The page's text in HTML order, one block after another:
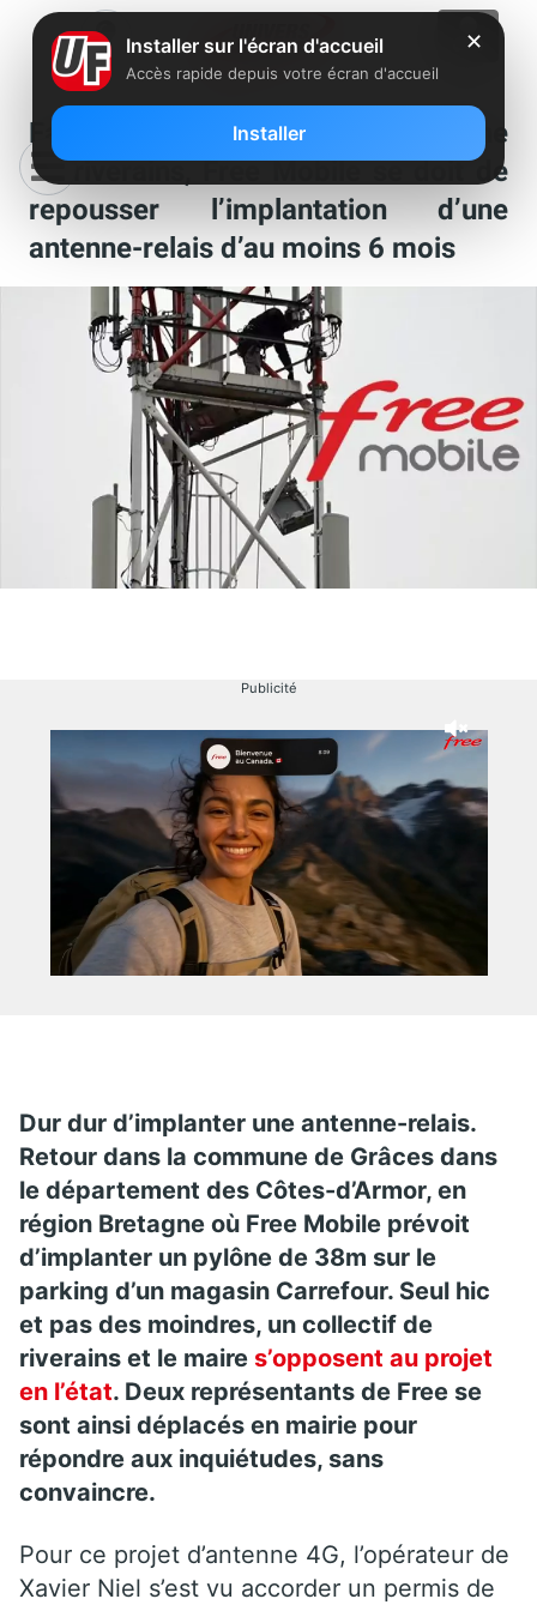
Face à un maire et une cinquantaine
de riverains, Free Mobile se doit de
repousser l’implantation d’une
antenne-relais d’au moins 6 mois
Publicité
Dur dur d’implanter une antenne-relais.
Retour dans la commune de Grâces dans
le département des Côtes-d’Armor, en
région Bretagne où Free Mobile prévoit
d’implanter un pylône de 38m sur le
parking d’un magasin Carrefour. Seul hic
et pas des moindres, un collectif de
riverains et le maire s’opposent au projet
en l’état. Deux représentants de Free se
sont ainsi déplacés en mairie pour
répondre aux inquiétudes, sans
convaincre.
Pour ce projet d’antenne 4G, l’opérateur de
Xavier Niel s’est vu accorder un permis de
✕
Installer sur l'écran d'accueil
Accès rapide depuis votre écran d'accueil
Installer